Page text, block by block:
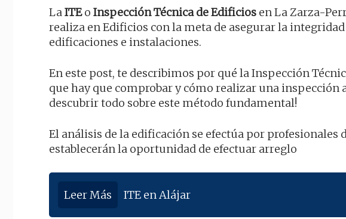
LaITEo Inspección Técnica de Edificios en La Zarza-
realiza en Edificios con la meta de asegurar la
edificaciones e instalaciones.
En este post, te describimos por qué la Inspección
que hay que comprobar y cómo realizar una inspección
descubrir todo sobre este método fundamental!
El análisis de la edificación se efectúa por profesionales
establecerán la oportunidad de efectuar arreglo
Leer Más ITE en Alájar